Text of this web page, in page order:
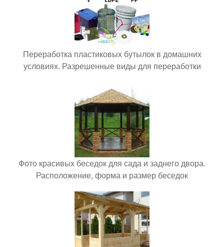
Переработка пластиковых бутылок в домашних
условиях. Разрешенные виды для переработки
Фото красивых беседок для сада и заднего двора.
Расположение, форма и размер беседок